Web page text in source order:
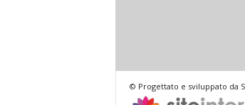
© Progettato e sviluppato da